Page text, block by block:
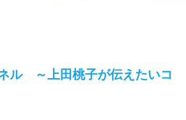
ル ～上田桃子が伝えたいコ